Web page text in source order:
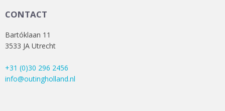
CONTACT
Bartóklaan 11
3533 JA Utrecht
+31 (0)30 296 2456
info@outingholland.nl